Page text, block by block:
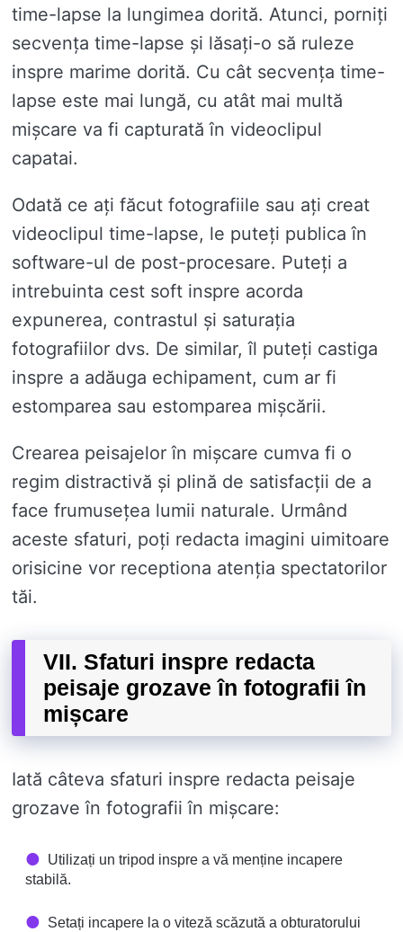
time-lapse la lungimea dorită. Atunci, porniți
secvența time-lapse și lăsați-o să ruleze
inspre marime dorită. Cu cât secvența time-
lapse este mai lungă, cu atât mai multă
mișcare va fi capturată în videoclipul
capatai.
Odată ce ați făcut fotografiile sau ați creat
videoclipul time-lapse, le puteți publica în
software-ul de post-procesare. Puteți a
intrebuinta cest soft inspre acorda
expunerea, contrastul și saturația
fotografiilor dvs. De similar, îl puteți castiga
inspre a adăuga echipament, cum ar fi
estomparea sau estomparea mișcării.
Crearea peisajelor în mișcare cumva fi o
regim distractivă și plină de satisfacții de a
face frumusețea lumii naturale. Urmând
aceste sfaturi, poți redacta imagini uimitoare
orisicine vor receptiona atenția spectatorilor
tăi.
VII. Sfaturi inspre redacta
peisaje grozave în fotografii în
mișcare
Iată câteva sfaturi inspre redacta peisaje
grozave în fotografii în mișcare:
Utilizați un tripod inspre a vă menține incapere
stabilă.
Setați incapere la o viteză scăzută a obturatorului